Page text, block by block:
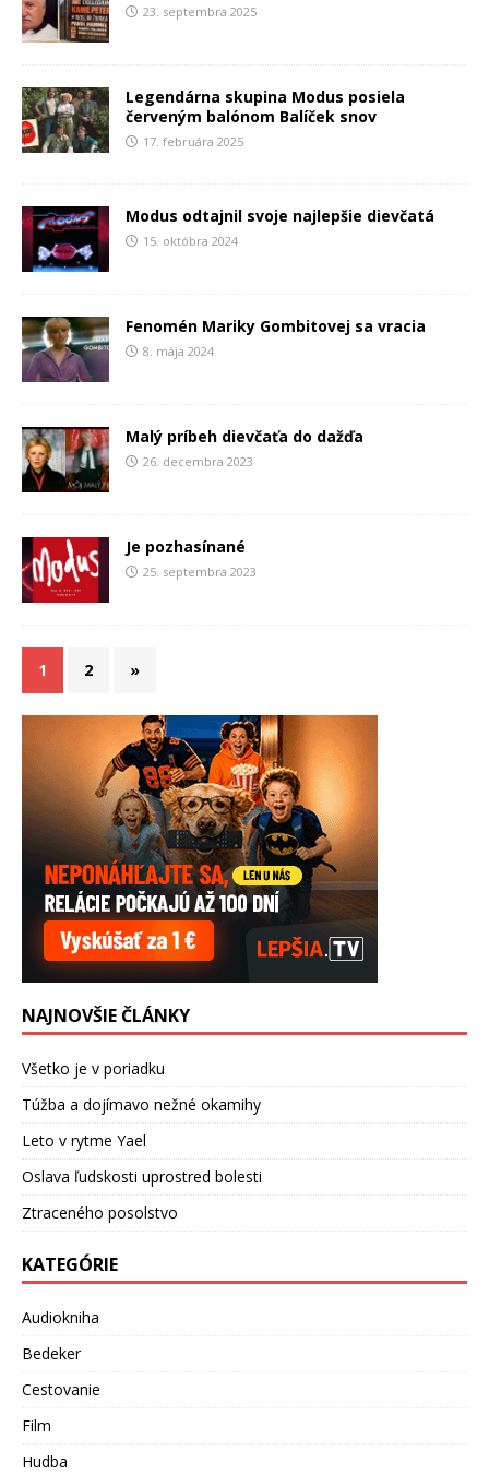
23. septembra 2025
Legendárna skupina Modus posiela
červeným balónom Balíček snov
17. februára 2025
Modus odtajnil svoje najlepšie dievčatá
15. októbra 2024
Fenomén Mariky Gombitovej sa vracia
8. mája 2024
Malý príbeh dievčaťa do dažďa
26. decembra 2023
Je pozhasínané
25. septembra 2023
1 2 »
NAJNOVŠIE ČLÁNKY
Všetko je v poriadku
Túžba a dojímavo nežné okamihy
Leto v rytme Yael
Oslava ľudskosti uprostred bolesti
Ztraceného posolstvo
KATEGÓRIE
Audiokniha
Bedeker
Cestovanie
Film
Hudba